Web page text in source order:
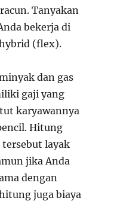
Tanyakan
bekerja di
(flex).
dan gas
gaji yang
karyawannya
Hitung
layak
jika Anda
dengan
juga biaya